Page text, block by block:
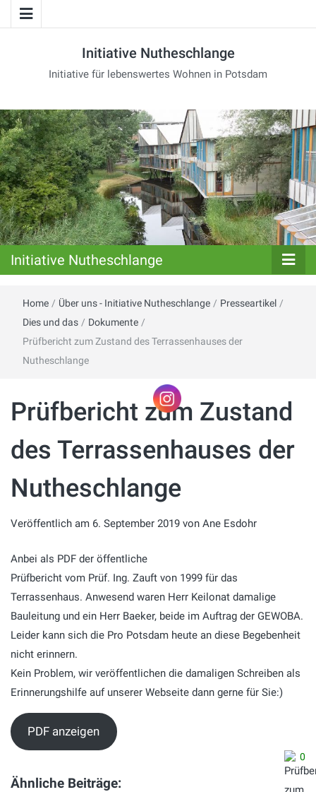
Initiative Nutheschlange
Initiative für lebenswertes Wohnen in Potsdam
Initiative Nutheschlange
Home / Über uns - Initiative Nutheschlange / Presseartikel /
Dies und das / Dokumente /
Prüfbericht zum Zustand des Terrassenhauses der
Nutheschlange
Prüfbericht zum Zustand
des Terrassenhauses der
Nutheschlange
Veröffentlich am 6. September 2019 von Ane Esdohr
Anbei als PDF der öffentliche
Prüfbericht vom Prüf. Ing. Zauft von 1999 für das
Terrassenhaus. Anwesend waren Herr Keilonat damalige
Bauleitung und ein Herr Baeker, beide im Auftrag der GEWOBA.
Leider kann sich die Pro Potsdam heute an diese Begebenheit
nicht erinnern.
Kein Problem, wir veröffentlichen die damaligen Schreiben als
Erinnerungshilfe auf unserer Webseite dann gerne für Sie:)
PDF anzeigen
0
Ähnliche Beiträge: